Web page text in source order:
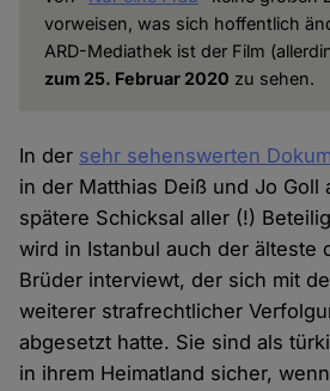
vorweisen, was sich hoffentlich
ARD-Mediathek ist der Film
zum 25. Februar 2020 zu sehen.
In der sehr sehenswerten
in der Matthias Deiß und Jo Goll
spätere Schicksal aller (!)
wird in Istanbul auch der älteste
Brüder interviewt, der sich mit
weiterer strafrechtlicher
abgesetzt hatte. Sie sind als
in ihrem Heimatland sicher,